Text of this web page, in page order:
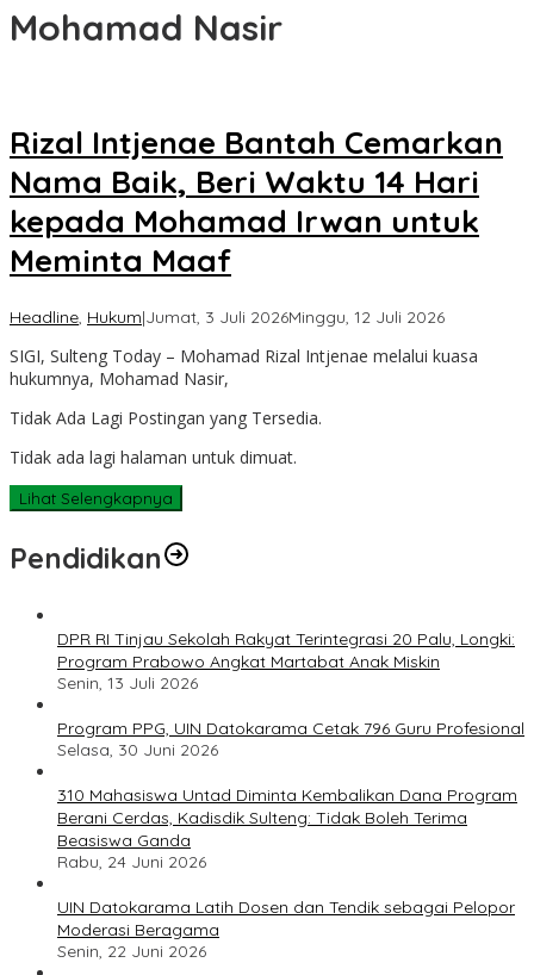
Mohamad Nasir
Rizal Intjenae Bantah Cemarkan
Nama Baik, Beri Waktu 14 Hari
kepada Mohamad Irwan untuk
Meminta Maaf
Headline, Hukum|Jumat, 3 Juli 2026Minggu, 12 Juli 2026oleh
Today
SIGI, Sulteng Today – Mohamad Rizal Intjenae melalui kuasa
hukumnya, Mohamad Nasir,
Tidak Ada Lagi Postingan yang Tersedia.
Tidak ada lagi halaman untuk dimuat.
Lihat Selengkapnya
Pendidikan
DPR RI Tinjau Sekolah Rakyat Terintegrasi 20 Palu, Longki:
Program Prabowo Angkat Martabat Anak Miskin
Senin, 13 Juli 2026
Program PPG, UIN Datokarama Cetak 796 Guru Profesional
Selasa, 30 Juni 2026
310 Mahasiswa Untad Diminta Kembalikan Dana Program
Berani Cerdas, Kadisdik Sulteng: Tidak Boleh Terima
Beasiswa Ganda
Rabu, 24 Juni 2026
UIN Datokarama Latih Dosen dan Tendik sebagai Pelopor
Moderasi Beragama
Senin, 22 Juni 2026